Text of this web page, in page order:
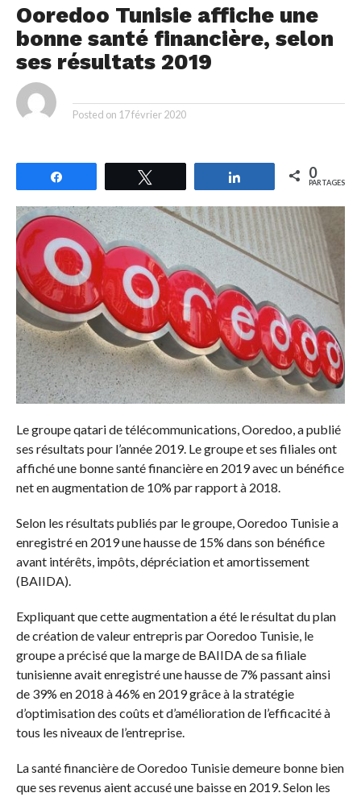
Ooredoo Tunisie affiche une
bonne santé financière, selon
ses résultats 2019
Posted on 17 février 2020
Partagez 0
PARTAGES
Le groupe qatari de télécommunications, Ooredoo, a publié
ses résultats pour l’année 2019. Le groupe et ses filiales ont
affiché une bonne santé financière en 2019 avec un bénéfice
net en augmentation de 10% par rapport à 2018.
Selon les résultats publiés par le groupe, Ooredoo Tunisie a
enregistré en 2019 une hausse de 15% dans son bénéfice
avant intérêts, impôts, dépréciation et amortissement
(BAIIDA).
Expliquant que cette augmentation a été le résultat du plan
de création de valeur entrepris par Ooredoo Tunisie, le
groupe a précisé que la marge de BAIIDA de sa filiale
tunisienne avait enregistré une hausse de 7% passant ainsi
de 39% en 2018 à 46% en 2019 grâce à la stratégie
d’optimisation des coûts et d’amélioration de l’efficacité à
tous les niveaux de l’entreprise.
La santé financière de Ooredoo Tunisie demeure bonne bien
que ses revenus aient accusé une baisse en 2019. Selon les